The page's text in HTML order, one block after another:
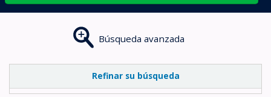
Búsqueda avanzada
Refinar su búsqueda